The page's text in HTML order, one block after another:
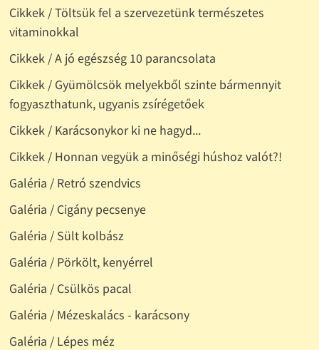
Cikkek / Töltsük fel a szervezetünk természetes
vitaminokkal
Cikkek / A jó egészség 10 parancsolata
Cikkek / Gyümölcsök melyekből szinte bármennyit
fogyaszthatunk, ugyanis zsírégetőek
Cikkek / Karácsonykor ki ne hagyd...
Cikkek / Honnan vegyük a minőségi húshoz valót?!
Galéria / Retró szendvics
Galéria / Cigány pecsenye
Galéria / Sült kolbász
Galéria / Pörkölt, kenyérrel
Galéria / Csülkös pacal
Galéria / Mézeskalács - karácsony
Galéria / Lépes méz